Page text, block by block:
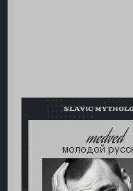
SLAVIC
medved
молодой